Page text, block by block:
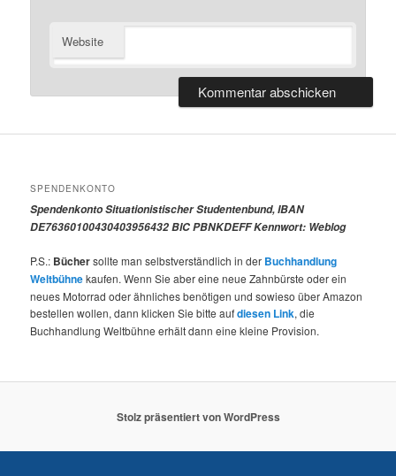
Website
SPENDENKONTO
Spendenkonto Situationistischer Studentenbund, IBAN
DE76360100430403956432 BIC PBNKDEFF Kennwort: Weblog
P.S.: Büchersollte man selbstverständlich in der Buchhandlung
Weltbühnekaufen. Wenn Sie aber eine neue Zahnbürste oder ein
neues Motorrad oder ähnliches benötigen und sowieso über Amazon
bestellen wollen, dann klicken Sie bitte aufdiesen Link, die
Buchhandlung Weltbühne erhält dann eine kleine Provision.
Stolz präsentiert von WordPress